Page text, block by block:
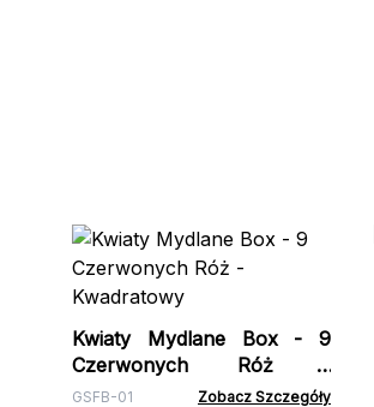
Kwiaty Mydlane Box - 9
Czerwonych Róż -
Kwadratowy
GSFB-01 Zobacz Szczegóły